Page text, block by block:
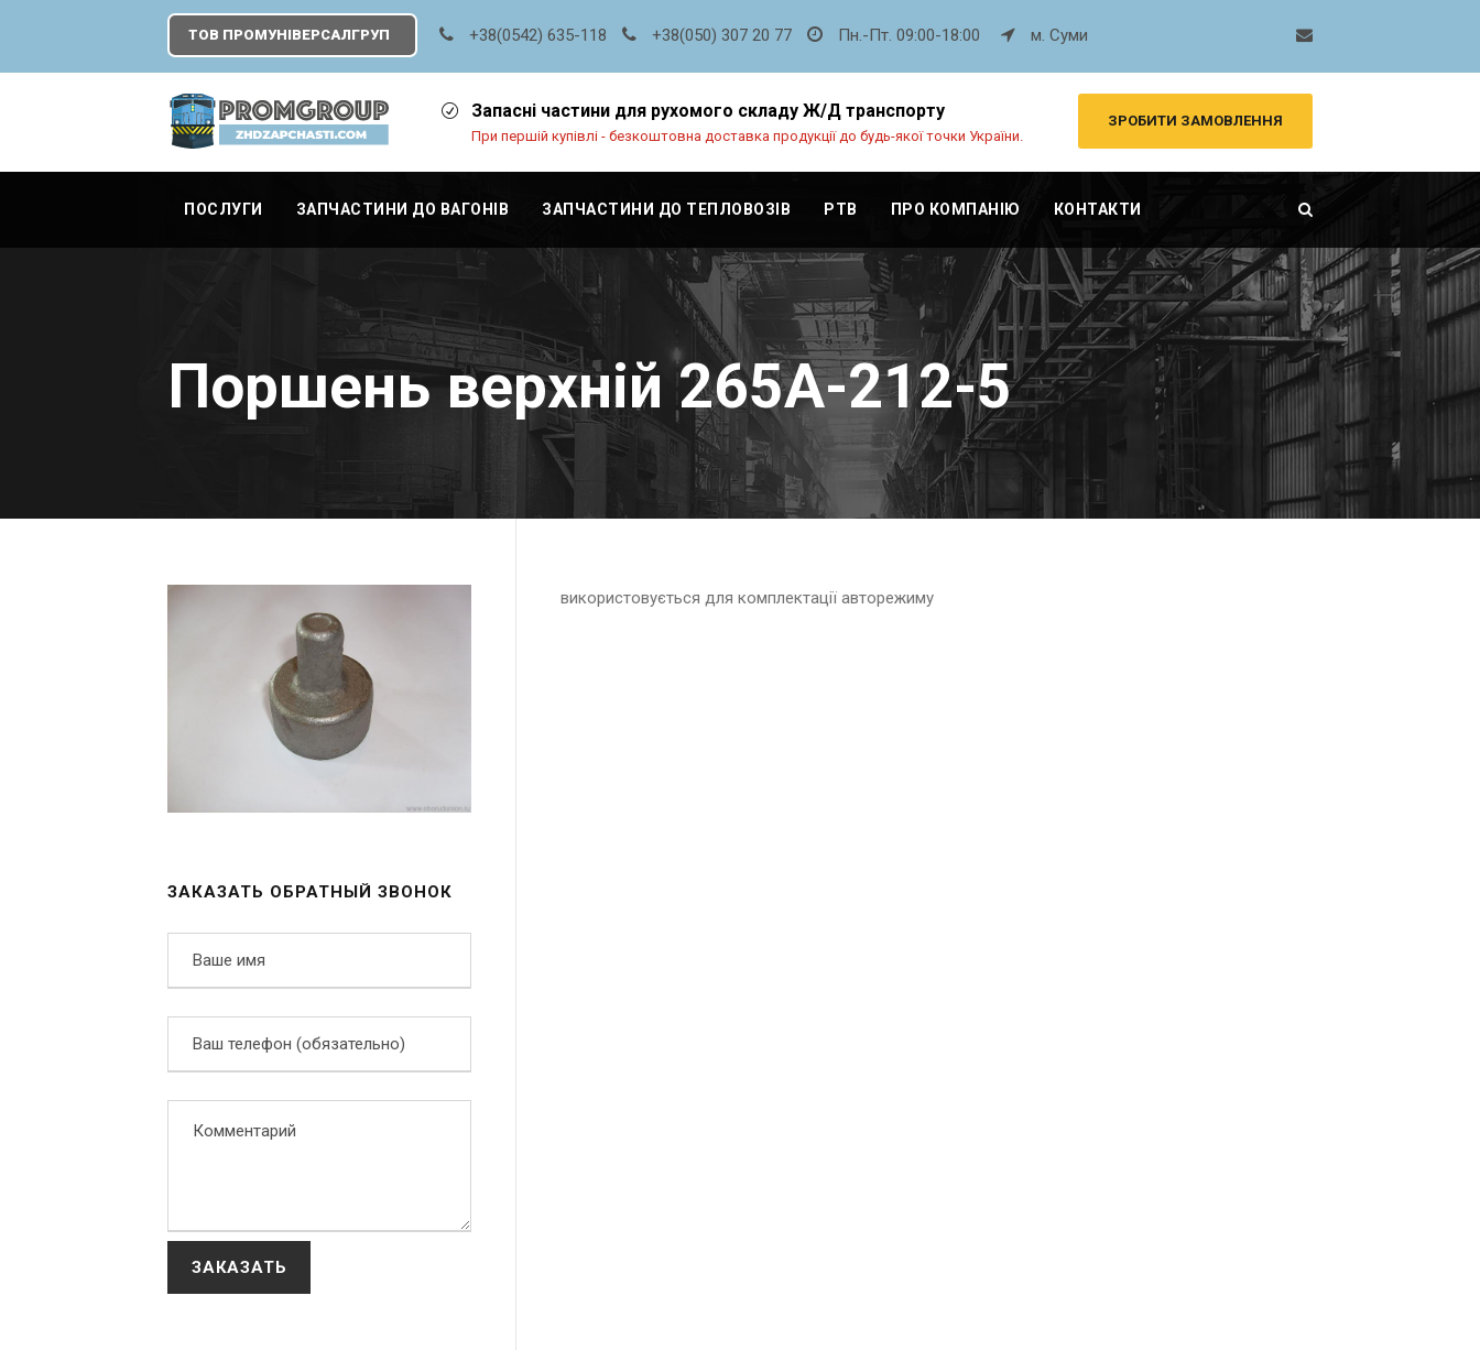
ТОВ ПРОМУНІВЕРСАЛГРУП +38(0542) 635-118 +38(050) 307 20 77 Пн.-Пт. 09:00-18:00 м. Суми
Запасні частини для рухомого складу Ж/Д транспорту
При першій купівлі - безкоштовна доставка продукції до будь-якої точки України.
ЗРОБИТИ ЗАМОВЛЕННЯ
ПОСЛУГИ ЗАПЧАСТИНИ ДО ВАГОНІВ ЗАПЧАСТИНИ ДО ТЕПЛОВОЗІВ РТВ ПРО КОМПАНІЮ КОНТАКТИ
Поршень верхній 265А-212-5
використовується для комплектації авторежиму
ЗАКАЗАТЬ ОБРАТНЫЙ ЗВОНОК